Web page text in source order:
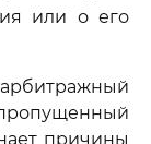
или о его
причины